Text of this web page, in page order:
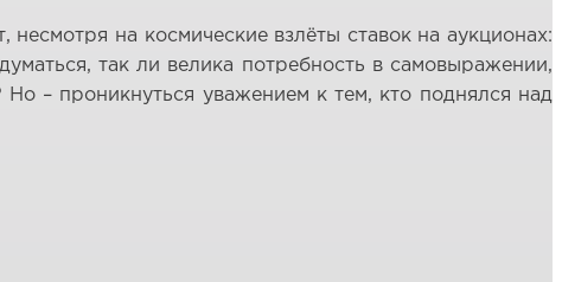
несмотря на космические взлёты ставок на аукционах:
так ли велика потребность в самовыражении,
– проникнуться уважением к тем, кто поднялся над